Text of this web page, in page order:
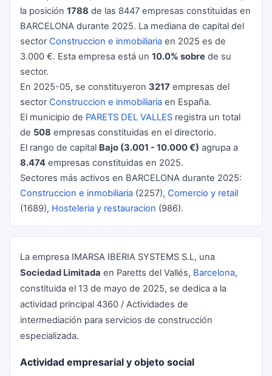
la posición 1788 de las 8447 empresas constituidas en
BARCELONA durante 2025. La mediana de capital del
sector Construccion e inmobiliaria en 2025 es de
3.000 €. Esta empresa está un 10.0% sobre de su
sector.
En 2025-05, se constituyeron 3217 empresas del
sector Construccion e inmobiliaria en España.
El municipio de PARETS DEL VALLES registra un total
de 508 empresas constituidas en el directorio.
El rango de capital Bajo (3.001 - 10.000 €) agrupa a
8.474 empresas constituidas en 2025.
Sectores más activos en BARCELONA durante 2025:
Construccion e inmobiliaria (2257), Comercio y retail
(1689), Hosteleria y restauracion (986).
La empresa IMARSA IBERIA SYSTEMS S.L, una
Sociedad Limitada en Paretts del Vallés, Barcelona,
constituida el 13 de mayo de 2025, se dedica a la
actividad principal 4360 / Actividades de
intermediación para servicios de construcción
especializada.
Actividad empresarial y objeto social